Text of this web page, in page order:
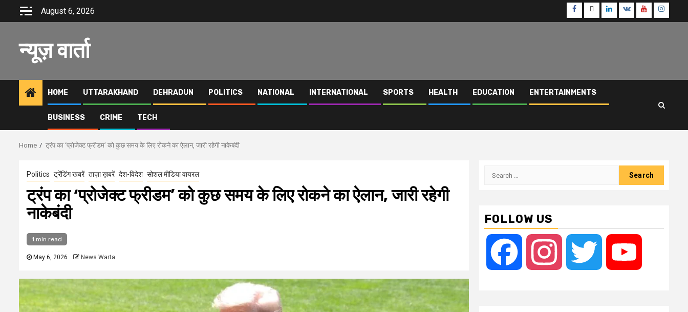
August 6, 2026 Facebook
TwitterLinkedin
VK Youtube
न्यूज़ वार्ता
HOME UTTARAKHAND DEHRADUN POLITICS NATIONAL INTERNATIONAL SPORTS HEALTH EDUCATION ENTERTAINMENTS
BUSINESS CRIME TECH
Home ट्रंप का ‘प्रोजेक्ट फ्रीडम’ को कुछ समय के लिए रोकने का ऐलान, जारी रहेगी नाकेबंदी
Politics ट्रेंडिंग खबरें ताज़ा ख़बरें देश-विदेश सोशल मीडिया वायरल
ट्रंप का ‘प्रोजेक्ट फ्रीडम’ को कुछ समय के लिए रोकने का ऐलान, जारी रहेगी
नाकेबंदी
1 min read
May 6, 2026 News Warta
Search
FOLLOW US
Facebook Instagram Twitter